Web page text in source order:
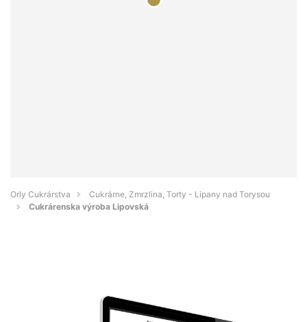
Orly Cukrárstva
Cukrárne, Zmrzlina, Torty - Lipany nad Torysou
Cukrárenska výroba Lipovská